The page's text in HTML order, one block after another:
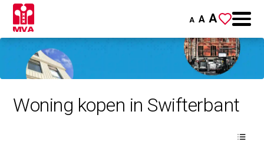
A A A
Woning kopen in Swifterbant